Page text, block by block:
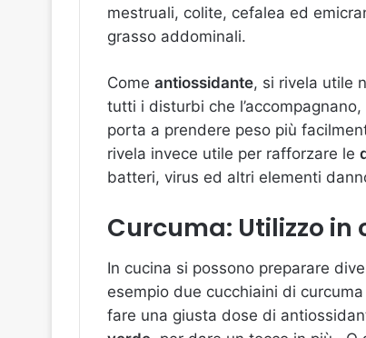
mestruali, colite, cefalea ed
grasso addominali.
Come antiossidante, si rivela utile
tutti i disturbi che
porta a prendere peso più
rivela invece utile per rafforzare le
batteri, virus ed altri elementi
Curcuma: Utilizzo in
In cucina si possono preparare
esempio due cucchiaini di
fare una giusta dose di